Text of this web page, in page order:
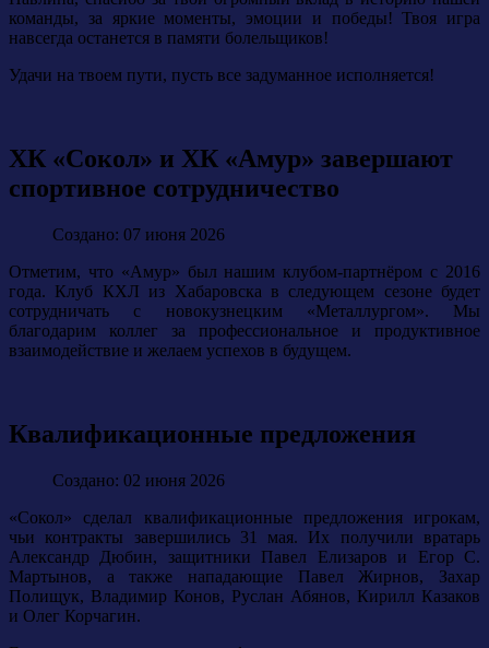
команды, за яркие моменты, эмоции и победы! Твоя игра
навсегда останется в памяти болельщиков!
Удачи на твоем пути, пусть все задуманное исполняется!
ХК «Сокол» и ХК «Амур» завершают
спортивное сотрудничество
Создано: 07 июня 2026
Отметим, что «Амур» был нашим клубом-партнёром с 2016
года. Клуб КХЛ из Хабаровска в следующем сезоне будет
сотрудничать с новокузнецким «Металлургом». Мы
благодарим коллег за профессиональное и продуктивное
взаимодействие и желаем успехов в будущем.
Квалификационные предложения
Создано: 02 июня 2026
«Сокол» сделал квалификационные предложения игрокам,
чьи контракты завершились 31 мая. Их получили вратарь
Александр Дюбин, защитники Павел Елизаров и Егор С.
Мартынов, а также нападающие Павел Жирнов, Захар
Полищук, Владимир Конов, Руслан Абянов, Кирилл Казаков
и Олег Корчагин.